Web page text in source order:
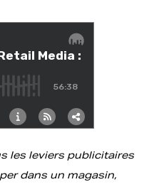
les leviers publicitaires
dans un magasin,